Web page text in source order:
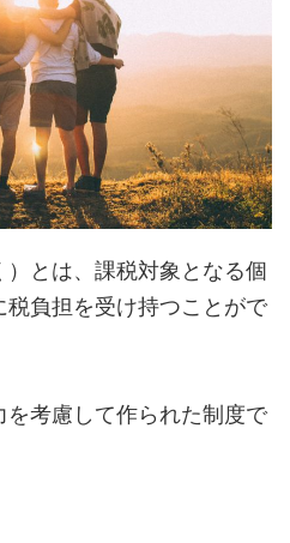
とは、課税対象となる個
税負担を受け持つことがで
考慮して作られた制度で